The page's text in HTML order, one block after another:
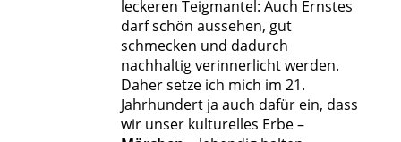
leckeren Teigmantel: Auch Ernstes
darf schön aussehen, gut
schmecken und dadurch
nachhaltig verinnerlicht werden.
Daher setze ich mich im 21.
Jahrhundert ja auch dafür ein, dass
wir unser kulturelles Erbe –